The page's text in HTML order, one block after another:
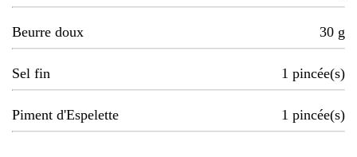
Beurre doux 30 g
Sel fin 1 pincée(s)
Piment d'Espelette 1 pincée(s)